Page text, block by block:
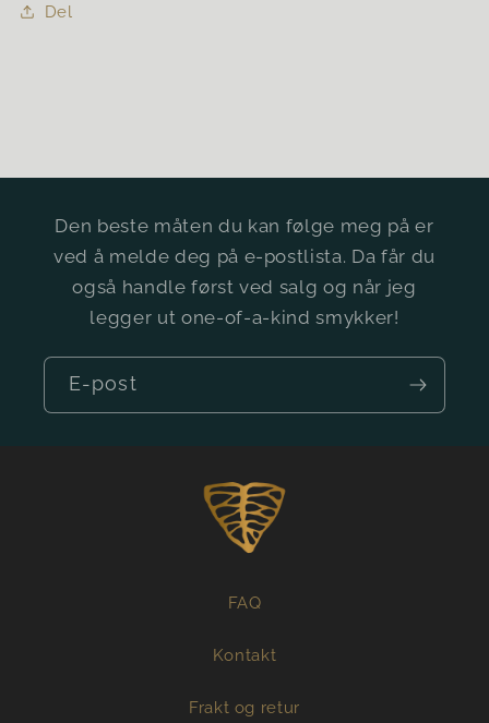
Del
Den beste måten du kan følge meg på er
ved å melde deg på e-postlista. Da får du
også handle først ved salg og når jeg
legger ut one-of-a-kind smykker!
E-post
FAQ
Kontakt
Frakt og retur